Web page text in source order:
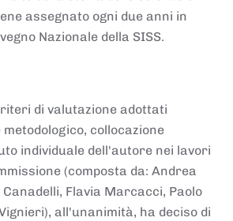
assegnato ogni due anni in
Nazionale della SISS.
di valutazione adottati
collocazione
individuale dell'autore nei lavori
(composta da: Andrea
Flavia Marcacci, Paolo
all'unanimità, ha deciso di